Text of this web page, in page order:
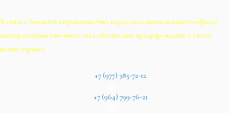
В связи с большой загруженностью, перед посещением нашего офиса/
мастерской/выставочного зала обязательно предупреждайте о своём
визите заранее.
+7 (977) 385-72-12
+7 (964) 799-76-21